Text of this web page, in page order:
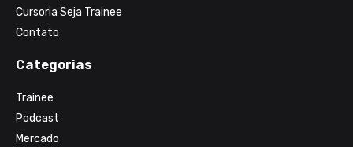
Cursoria Seja Trainee
Contato
Categorias
Trainee
Podcast
Mercado